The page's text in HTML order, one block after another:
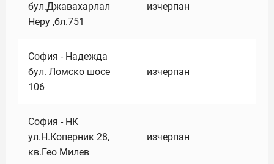
бул.Джавахарлал
Неру ,бл.751
изчерпан
София - Надежда
бул. Ломско шосе
106
изчерпан
София - НК
ул.Н.Коперник 28,
кв.Гео Милев
изчерпан